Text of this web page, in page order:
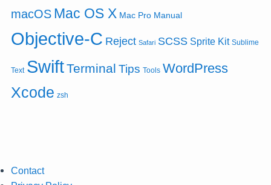
macOS Mac OS X Mac Pro Manual
Objective-C Reject Safari SCSS Sprite Kit Sublime
Text SwiftTerminal Tips Tools WordPress
Xcode zsh
Contact